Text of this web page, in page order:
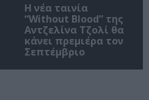
Η νέα ταινία
“Without Blood” της
Αντζελίνα Τζολί θα
κάνει πρεμιέρα τον
Σεπτέμβριο